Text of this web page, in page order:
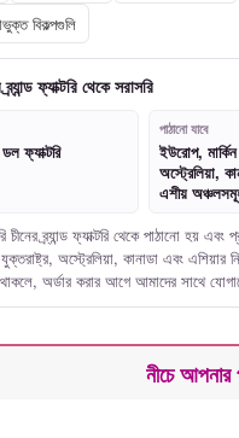
বিকল্পগুলি
ফ্যাক্টরি থেকে সরাসরি
ফ্যাক্টরি
পাঠানো যাবে
ইউরোপ,
অস্ট্রেলিয়া,
এশীয়
চীনের ব্র্যান্ড ফ্যাক্টরি থেকে পাঠানো হয়
অস্ট্রেলিয়া, কানাডা এবং
অর্ডার করার আগে আমাদের সাথে
নীচে